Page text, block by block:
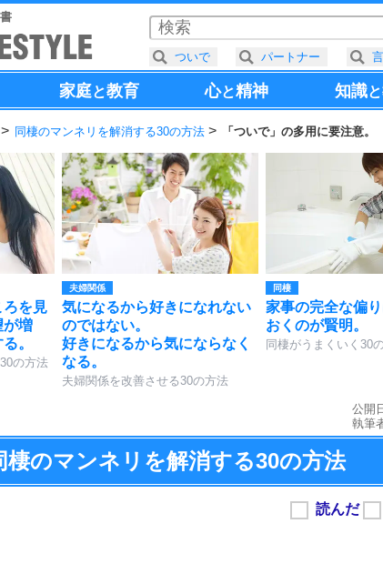
家庭と教育 心と精神 知識と
同棲のマンネリを解消する30の方法 「ついで」の多用に要注意。
ろを見
が増
。
の方法
夫婦関係
気になるから好きになれない
のではない。
好きになるから気にならなく
なる。
夫婦関係を改善させる30の方法
同棲
家事の完全な偏
おくのが賢明。
同棲がうまくいく30
公開
執筆
棲のマンネリを解消する30の方法
ついで パートナー